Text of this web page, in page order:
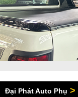
Đại Phát Auto Phụ >